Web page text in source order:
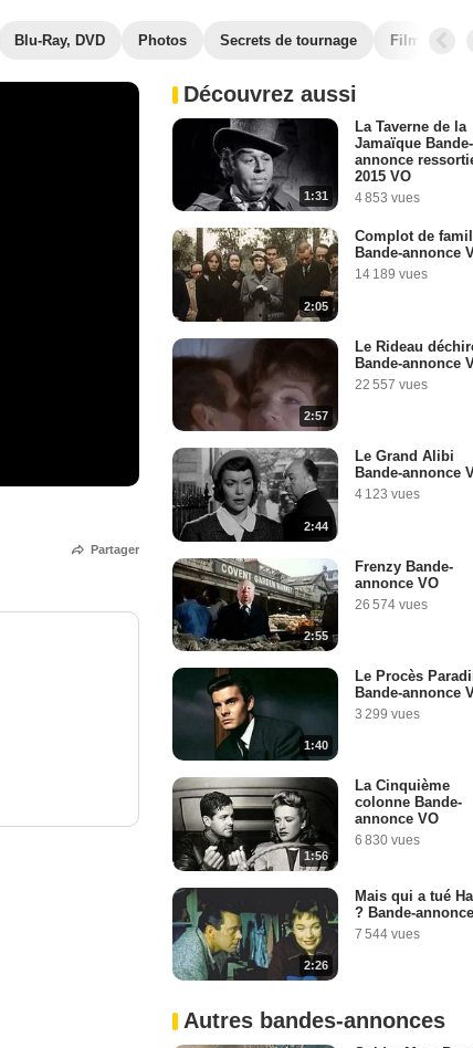
Blu-Ray, DVD Photos Secrets de tournage Films
Partager
Découvrez aussi
1:31
La Taverne de la
Jamaïque Bande-
annonce
2015 VO
4 853 vues
2:05
Complot de
Bande-annonce
14 189 vues
2:57
Le Rideau
Bande-annonce
22 557 vues
2:44
Le Grand Alibi
Bande-annonce
4 123 vues
2:55
Frenzy Bande-
annonce VO
26 574 vues
1:40
Le Procès
Bande-annonce
3 299 vues
1:56
La Cinquième
colonne Bande-
annonce VO
6 830 vues
2:26
Mais qui a tué
? Bande-
7 544 vues
Autres bandes-annonces